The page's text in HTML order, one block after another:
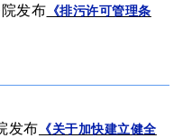
发布 《排污许可管理条
发布 《关于加快建立健全